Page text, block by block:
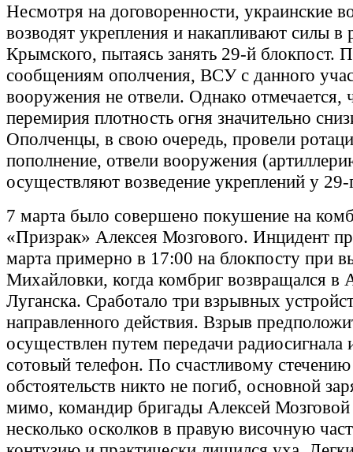
Несмотря на договоренности, украинские
возводят укрепления и накапливают силы в
Крымского, пытаясь занять 29-й блокпост.
сообщениям ополчения, ВСУ с данного
вооружения не отвели. Однако отмечается,
перемирия плотность огня значительно
Ополченцы, в свою очередь, провели
пополнение, отвели вооружения
осуществляют возведение укреплений у 29-
7 марта было совершено покушение на
«Призрак» Алексея Мозгового. Инцидент
марта примерно в 17:00 на блокпосту при
Михайловки, когда комбриг возвращался в
Луганска. Сработало три взрывных
направленного действия. Взрыв
осуществлен путем передачи радиосигнала
сотовый телефон. По счастливому стечению
обстоятельств никто не погиб, основной
мимо, командир бригады Алексей
несколько осколков в правую височную